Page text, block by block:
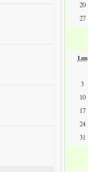
20
27
Lun
3
10
17
24
31